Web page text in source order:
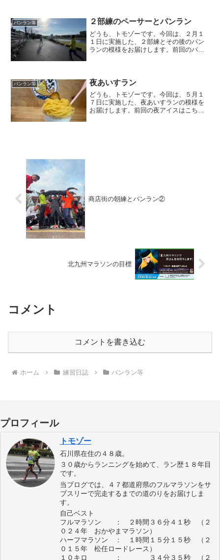
ン大会翌日恒例マラソン大会の翌日は、
だいたいお休みをいただい...
パンラン等 ２部練のペーサーとパンラン
どうも、トモゾーです。今回は、２月１
１日に実施した、２部練とその後のパン
ランの模様をお届けします。前回のパン
練翌週にフルマラソンの大...
パンラン等 夜あいすラン
どうも、トモゾーです。今回は、５月１
７日に実施した、夜あいすランの模様を
お届けします。前回の夜アイスはこちら
商店街の朝練とパンラン②
北九州マラソンの目標
コメント
コメントを書き込む
ホーム 練習日誌 パンラン等
プロフィール
トモゾー
石川県在住の４８歳。
３０歳からランニングを始めて、ラン歴１８年目
です。
当ブログでは、４７都道府県のフルマラソンをサ
ブスリーで完走するまでの道のりをお届けしま
す。
自己ベスト
フルマラソン ： ２時間３６分４１秒 （２
０２４年 おかやまマラソン）
ハーフマラソン ： １時間１５分１５秒 （２
０１５年 松任ロードレース）
１０キロ ： ３４分３５秒 （２